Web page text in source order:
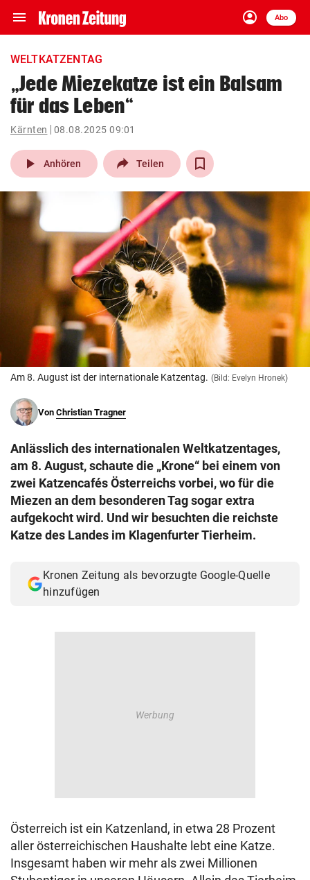
menu Navigation
ein-/ausklappen
account_circle
Anmelden
Abo
close Schließen
account_circle Anmelden
pin_drop
Wien arrow_right
bookmark
search
Suchbegriff
eingeben
© Krone Multimedia GmbH & Co KG 2026
Muthgasse 2, 1190 Wien
WELTKATZENTAG
„Jede Miezekatze ist ein Balsam
für das Leben“
Kärnten 08.08.2025 09:01
play_arrow Anhören Teilen
Am 8. August ist der internationale Katzentag. (Bild: Evelyn Hronek)
Von Christian Tragner
Anlässlich des internationalen Weltkatzentages,
am 8. August, schaute die „Krone“ bei einem von
zwei Katzencafés Österreichs vorbei, wo für die
Miezen an dem besonderen Tag sogar extra
aufgekocht wird. Und wir besuchten die reichste
Katze des Landes im Klagenfurter Tierheim.
Kronen Zeitung als bevorzugte Google-Quelle
hinzufügen
Österreich ist ein Katzenland, in etwa 28 Prozent
aller österreichischen Haushalte lebt eine Katze.
Insgesamt haben wir mehr als zwei Millionen